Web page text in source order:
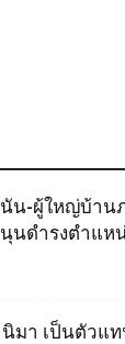
น-ผู้ใหญ่บ้าน
นดำรงตำแห
มา เป็นตัวแท